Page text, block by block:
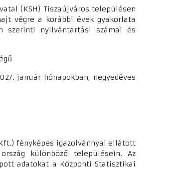
(KSH) Tiszaújváros településen
végre a korábbi évek gyakorlata
szerinti nyilvántartási számai és
január hónapokban, negyedéves
fényképes igazolvánnyal ellátott
különböző településein. Az
adatokat a Központi Statisztikai